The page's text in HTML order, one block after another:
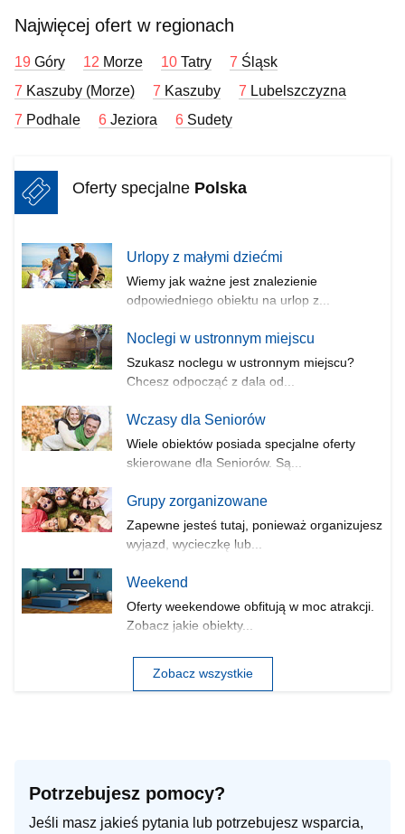
Najwięcej ofert w regionach
19 Góry 12 Morze 10 Tatry 7 Śląsk
7 Kaszuby (Morze) 7 Kaszuby 7 Lubelszczyzna
7 Podhale 6 Jeziora 6 Sudety
Oferty specjalne Polska
Urlopy z małymi dziećmi
Wiemy jak ważne jest znalezienie
odpowiedniego obiektu na urlop z...
Noclegi w ustronnym miejscu
Szukasz noclegu w ustronnym miejscu?
Chcesz odpocząć z dala od...
Wczasy dla Seniorów
Wiele obiektów posiada specjalne oferty
skierowane dla Seniorów. Są...
Grupy zorganizowane
Zapewne jesteś tutaj, ponieważ organizujesz
wyjazd, wycieczkę lub...
Weekend
Oferty weekendowe obfitują w moc atrakcji.
Zobacz jakie obiekty...
Zobacz wszystkie
Potrzebujesz pomocy?
Jeśli masz jakieś pytania lub potrzebujesz wsparcia,